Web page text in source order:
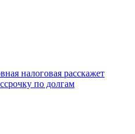
налоговая расскажет
по долгам